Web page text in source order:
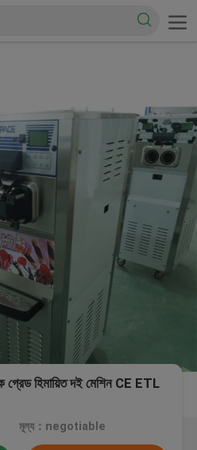
গ্রেড হিমায়িত দই মেশিন CE ETL
মূল্য：negotiable